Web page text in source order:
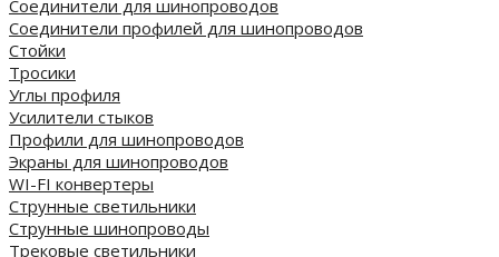
Соединители для шинопроводов
Соединители профилей для шинопроводов
Стойки
Тросики
Углы профиля
Усилители стыков
Профили для шинопроводов
Экраны для шинопроводов
WI-FI конвертеры
Струнные светильники
Струнные шинопроводы
Трековые светильники